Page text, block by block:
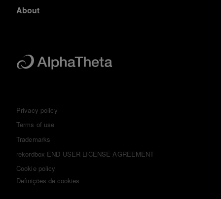
About
Privacy policy
Terms of use
Trademarks
rekordbox END USER LICENSE AGREEMENT
Cookie policy
Definições de cookies